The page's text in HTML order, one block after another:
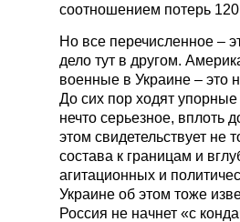
соотношением потерь
Но все перечисленное –
дело тут в другом.
военные в Украине –
До сих пор ходят
нечто серьезное, вплоть
этом свидетельствует не
состава к границам и
агитационных и
Украине об этом тоже
Россия не начнет «с